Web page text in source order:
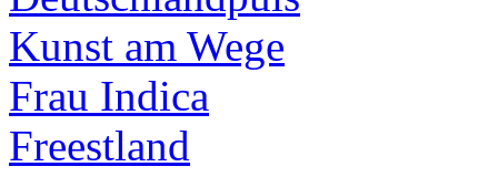
Kunst am Wege
Frau Indica
Freestland